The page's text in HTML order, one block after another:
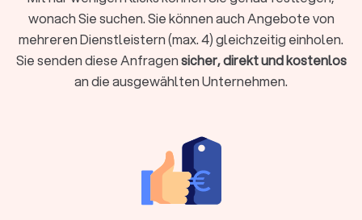
Be- und Entladen:Das professionelle Tragen und Verstauen
der Möbel und Umzugskartons in den LKW sowie das
Ausladen am Zielort.
Transportsicherung:Das fachgerechte Sichern der Möbel im
LKW mit Decken, Gurten und Folien, um Schäden während der
Zusatzservices von Transportunternehmen
für Umzüge in Geesthacht
Viele Umzugsunternehmen in Geesthacht bieten ergänzende
Leistungen, die Ihren Umzug einfacher und schneller machen:
wonach Sie suchen. Sie können auch Angebote von
mehreren Dienstleistern (max. 4) gleichzeitig einholen.
Sie senden diese Anfragensicher, direkt und kostenlos
an die ausgewählten Unternehmen.